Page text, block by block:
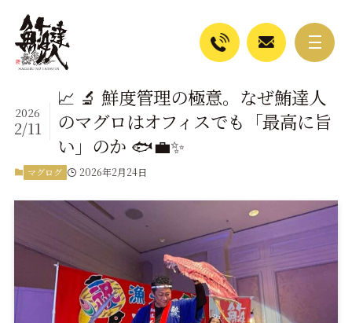
📈 🔬 鮮度管理の極意。なぜ鮪達人
のマグロはオフィスでも「最高に旨
い」のか 🐟💼✨
2026
2/11
マグログ 2026年2月24日